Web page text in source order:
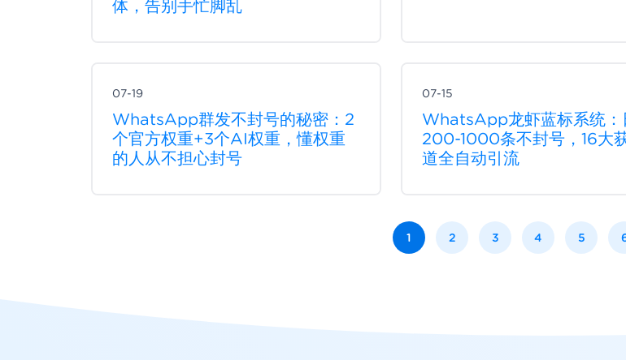
体，告别手忙脚乱
07-19
WhatsApp群发不封号的秘密：2
个官方权重+3个AI权重，懂权重
的人从不担心封号
07-15
WhatsApp龙虾蓝标系统：
200-1000条不封号，16大
道全自动引流
1 2 3 4 5